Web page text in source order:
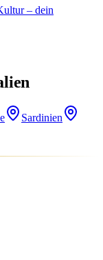
– dein
Sardinien